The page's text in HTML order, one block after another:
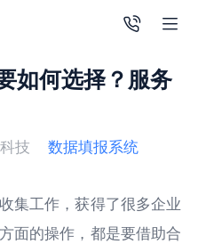
如何选择？服务
技 数据填报系统
集工作，获得了很多企业
面的操作，都是要借助合